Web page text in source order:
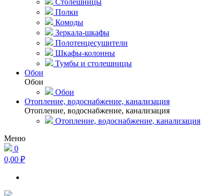
Столешницы
Полки
Комоды
Зеркала-шкафы
Полотенцесушители
Шкафы-колонны
Тумбы и столешницы
Обои
Обои
Обои
Отопление, водоснабжение, канализация
Отопление, водоснабжение, канализация
Отопление, водоснабжение, канализация
Меню
0
0,00 ₽